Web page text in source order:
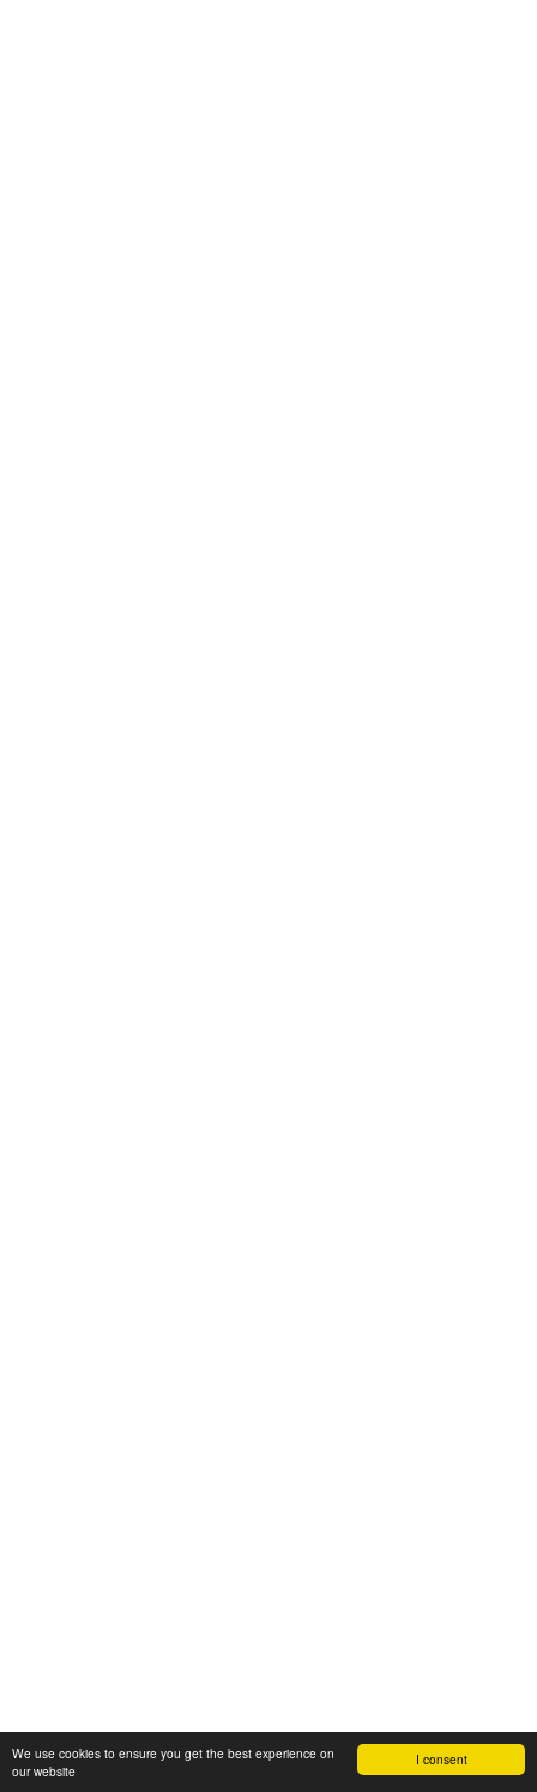
I consent
We use cookies to ensure you get the best experience on
our website